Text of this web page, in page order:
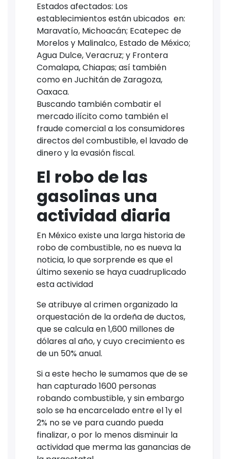
Estados afectados: Los
establecimientos están ubicados en:
Maravatío, Michoacán; Ecatepec de
Morelos y Malinalco, Estado de México;
Agua Dulce, Veracruz; y Frontera
Comalapa, Chiapas; así también
como en Juchitán de Zaragoza,
Oaxaca.
Buscando también combatir el
mercado ilícito como también el
fraude comercial a los consumidores
directos del combustible, el lavado de
dinero y la evasión fiscal.
El robo de las
gasolinas una
actividad diaria
En México existe una larga historia de
robo de combustible, no es nueva la
noticia, lo que sorprende es que el
último sexenio se haya cuadruplicado
esta actividad
Se atribuye al crimen organizado la
orquestación de la ordeña de ductos,
que se calcula en 1,600 millones de
dólares al año, y cuyo crecimiento es
de un 50% anual.
Si a este hecho le sumamos que de se
han capturado 1600 personas
robando combustible, y sin embargo
solo se ha encarcelado entre el 1y el
2% no se ve para cuando pueda
finalizar, o por lo menos disminuir la
actividad que merma las ganancias de